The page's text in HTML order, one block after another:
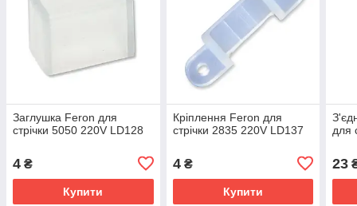
Заглушка Feron для
стрічки 5050 220V LD128
4 ₴
Купити
Кріплення Feron для
стрічки 2835 220V LD137
4₴
Купити
для
23